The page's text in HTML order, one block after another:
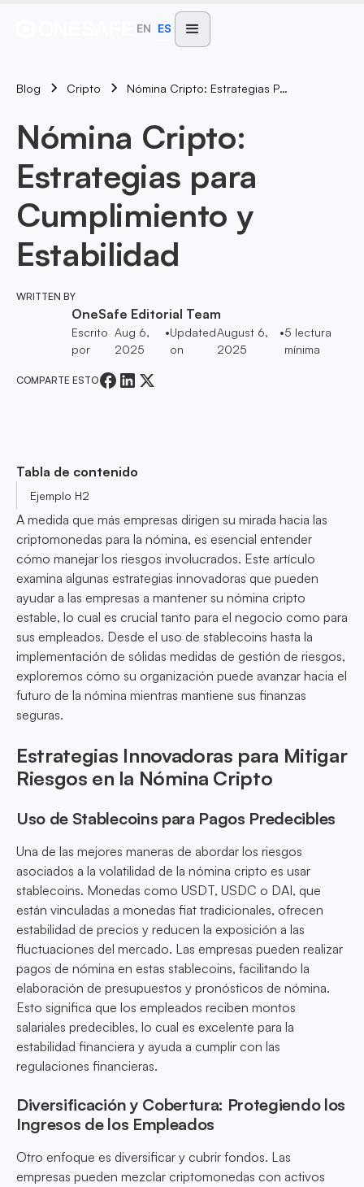
EN ES
Blog Cripto Nómina Cripto: Estrategias Para Cumplimiento Y Estabilidad
Nómina Cripto:
Estrategias para
Cumplimiento y
Estabilidad
WRITTEN BY
OneSafe Editorial Team
Escrito
por
Aug 6,
2025
•Updated
on
August 6,
2025
•5 lectura
mínima
COMPARTE ESTO
Tabla de contenido
Ejemplo H2
A medida que más empresas dirigen su mirada hacia las
criptomonedas para la nómina, es esencial entender
cómo manejar los riesgos involucrados. Este artículo
examina algunas estrategias innovadoras que pueden
ayudar a las empresas a mantener su nómina cripto
estable, lo cual es crucial tanto para el negocio como para
sus empleados. Desde el uso de stablecoins hasta la
implementación de sólidas medidas de gestión de riesgos,
exploremos cómo su organización puede avanzar hacia el
futuro de la nómina mientras mantiene sus finanzas
seguras.
Estrategias Innovadoras para Mitigar
Riesgos en la Nómina Cripto
Uso de Stablecoins para Pagos Predecibles
Una de las mejores maneras de abordar los riesgos
asociados a la volatilidad de la nómina cripto es usar
stablecoins. Monedas como USDT, USDC o DAI, que
están vinculadas a monedas fiat tradicionales, ofrecen
estabilidad de precios y reducen la exposición a las
fluctuaciones del mercado. Las empresas pueden realizar
pagos de nómina en estas stablecoins, facilitando la
elaboración de presupuestos y pronósticos de nómina.
Esto significa que los empleados reciben montos
salariales predecibles, lo cual es excelente para la
estabilidad financiera y ayuda a cumplir con las
regulaciones financieras.
Diversificación y Cobertura: Protegiendo los
Ingresos de los Empleados
Otro enfoque es diversificar y cubrir fondos. Las
empresas pueden mezclar criptomonedas con activos